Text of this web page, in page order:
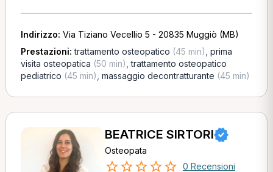
Indirizzo: Via Tiziano Vecellio 5 - 20835 Muggiò (MB)
Prestazioni:trattamento osteopatico (45 min) prima
visita osteopatica (50 min) ,trattamento osteopatico
pediatrico (45 min) massaggio decontratturante (45 min)
BEATRICE SIRTORI
Osteopata
0 Recensioni